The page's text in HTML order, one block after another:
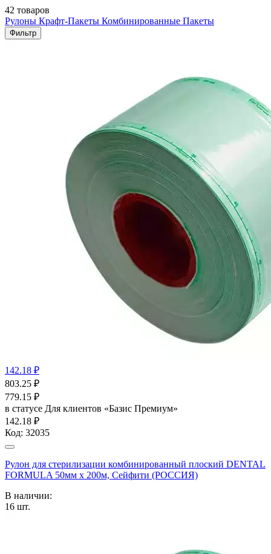
42 товаров
Рулоны Крафт-Пакеты Комбинированные Пакеты
Фильтр
142.18 ₽
803.25 ₽
779.15 ₽
в статусе Для клиентов «Базис Премиум»
142.18 ₽
Код: 32035
Рулон для стерилизации комбинированный плоский DENTAL
FORMULA 50мм х 200м, Сейфити (РОССИЯ)
В наличии:
16 шт.